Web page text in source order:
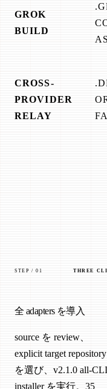
GROK
BUILD
CROSS-
PROVIDER
RELAY
STEP / 01 THREE
全 adapters を導入
source を review、
explicit target repository
を選び、v2.1.0 all-CLI
installer を実行。35